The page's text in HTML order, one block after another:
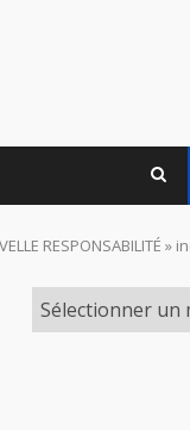
RESPONSABILITÉ »